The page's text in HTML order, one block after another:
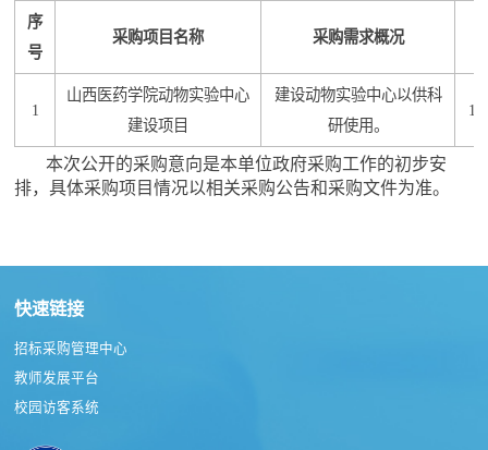
序
号
采购项目名称 采购需求概况
1
山西医药学院动物实验中心
建设项目
建设动物实验中心以供科
研使用。
本次公开的采购意向是本单位政府采购工作的初步安
排，具体采购项目情况以相关采购公告和采购文件为准。
快速链接
招标采购管理中心
教师发展平台
校园访客系统